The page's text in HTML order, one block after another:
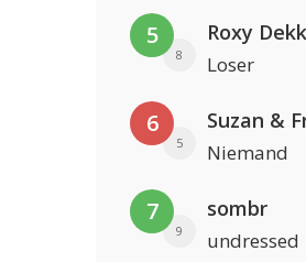
5
8
Roxy
Loser
6
5
Suzan &
Niemand
7
9
sombr
undressed